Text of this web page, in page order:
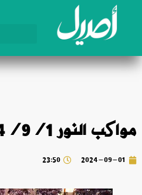
مواکب النور 2024/9/1
2024-09-01
23:50